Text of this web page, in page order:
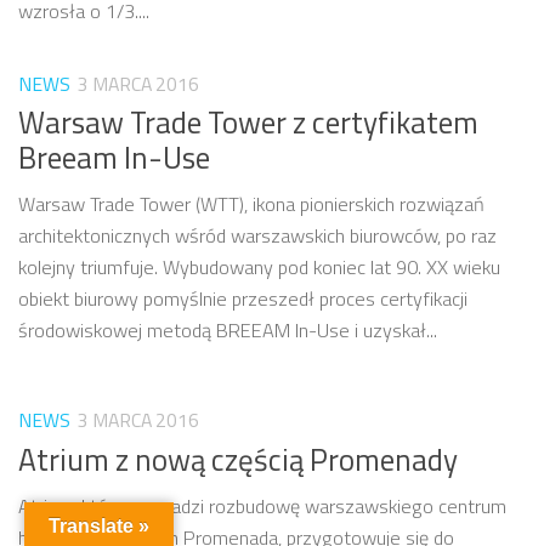
wzrosła o 1/3....
NEWS 3 MARCA 2016
Warsaw Trade Tower z certyfikatem
Breeam In-Use
Warsaw Trade Tower (WTT), ikona pionierskich rozwiązań
architektonicznych wśród warszawskich biurowców, po raz
kolejny triumfuje. Wybudowany pod koniec lat 90. XX wieku
obiekt biurowy pomyślnie przeszedł proces certyfikacji
środowiskowej metodą BREEAM In-Use i uzyskał...
NEWS 3 MARCA 2016
Atrium z nową częścią Promenady
Atrium, które prowadzi rozbudowę warszawskiego centrum
handlowego Atrium Promenada, przygotowuje się do
Translate »